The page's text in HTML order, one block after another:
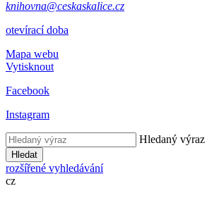
knihovna@ceskaskalice.cz
otevírací doba
Mapa webu
Vytisknout
Facebook
Instagram
Hledaný výraz
Hledat
rozšířené vyhledávání
cz